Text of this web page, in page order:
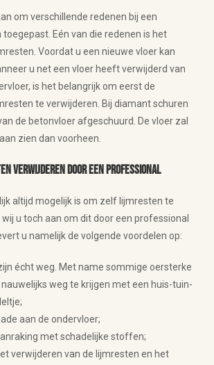
om verschillende redenen bij een
Eén van die redenen is het
Voordat u een nieuwe vloer kan
u net een vloer heeft verwijderd van
is het belangrijk om eerst de
te verwijderen. Bij diamant schuren
de betonvloer afgeschuurd. De vloer zal
zien dan voorheen.
verwijderen door een professional
altijd mogelijk is om zelf lijmresten te
u toch aan om dit door een professional
u namelijk de volgende voordelen op:
écht weg. Met name sommige oersterke
weg te krijgen met een huis-tuin-
aan de ondervloer;
met schadelijke stoffen;
verwijderen van de lijmresten en het